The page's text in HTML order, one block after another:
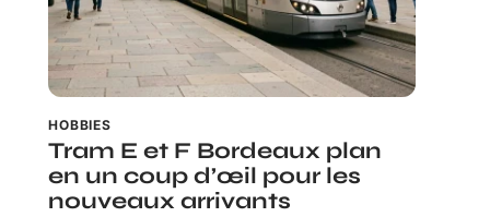
HOBBIES
Tram E et F Bordeaux plan
en un coup d’œil pour les
nouveaux arrivants